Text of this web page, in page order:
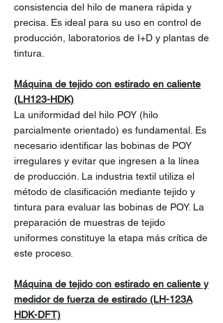
consistencia del hilo de manera rápida y
precisa. Es ideal para su uso en control de
producción, laboratorios de I+D y plantas de
tintura.
Máquina de tejido con estirado en caliente
(LH123-HDK)
La uniformidad del hilo POY (hilo
parcialmente orientado) es fundamental. Es
necesario identificar las bobinas de POY
irregulares y evitar que ingresen a la línea
de producción. La industria textil utiliza el
método de clasificación mediante tejido y
tintura para evaluar las bobinas de POY. La
preparación de muestras de tejido
uniformes constituye la etapa más crítica de
este proceso.
Máquina de tejido con estirado en caliente y
medidor de fuerza de estirado (LH-123A
HDK-DFT)